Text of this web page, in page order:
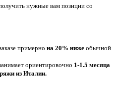
нужные вам позиции со
примерно на 20% ниже обычной
ориентировочно 1-1.5 месяца
из Италии.